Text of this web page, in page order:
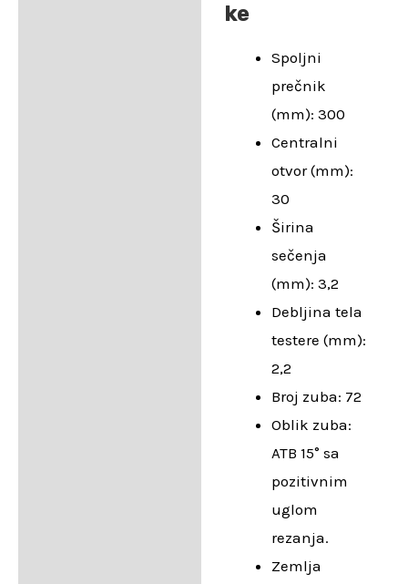
ke
Spoljni
prečnik
(mm): 300
Centralni
otvor (mm):
30
Širina
sečenja
(mm): 3,2
Debljina tela
testere (mm):
2,2
Broj zuba: 72
Oblik zuba:
ATB 15° sa
pozitivnim
uglom
rezanja.
Zemlja